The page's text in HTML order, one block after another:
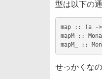
型は以下の通
map :: (a -
mapM ::
せっかくな